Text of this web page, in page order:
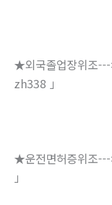
★외국졸업장위조
zh338 」
★운전면허증위조
」